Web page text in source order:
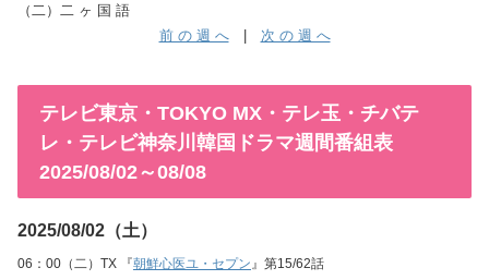
（二）二 ヶ 国 語
前 の 週 へ| 次 の 週 へ
テレビ東京・TOKYO MX・テレ玉・チバテ
レ・テレビ神奈川韓国ドラマ週間番組表
2025/08/02～08/08
2025/08/02（土）
06：00（二）TX 『朝鮮心医ユ・セプン』第15/62話